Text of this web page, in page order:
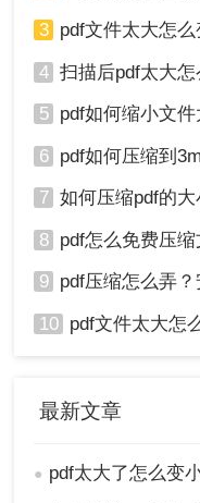
3 pdf文件太大怎么
4 扫描后pdf太大怎
5 pdf如何缩小文
6 pdf如何压缩到
7 如何压缩pdf的大
8 pdf怎么免费压缩文件
9 pdf压缩怎么弄
10 pdf文件太大怎么压
最新文章
● pdf太大了怎么变